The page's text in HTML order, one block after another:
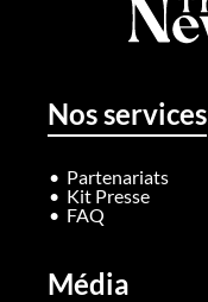
Nos services
Partenariats
Kit Presse
FAQ
Média